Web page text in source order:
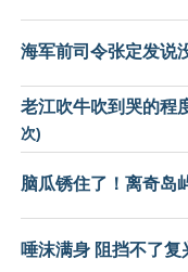
海军前司令张定发说
老江吹牛吹到哭的程
次)
脑瓜锈住了！离奇岛
唾沫满身 阻挡不了复